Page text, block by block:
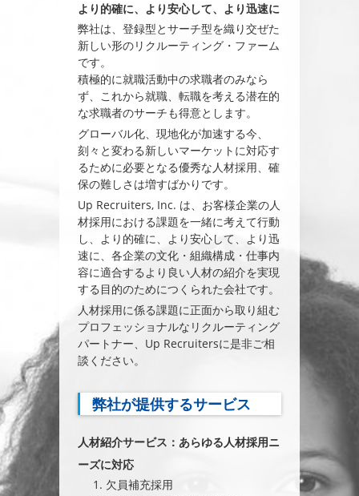
より的確に、より安心して、より迅速に
弊社は、登録型とサーチ型を織り交ぜた
新しい形のリクルーティング・ファーム
です。
積極的に就職活動中の求職者のみなら
ず、これから就職、転職を考える潜在的
な求職者のサーチも得意とします。
グローバル化、現地化が加速する今、
刻々と変わる新しいマーケットに対応す
るために必要となる優秀な人材採用、確
保の難しさは増すばかりです。
Up Recruiters, Inc. は、お客様企業の人
材採用における課題を一緒に考えて行動
し、より的確に、より安心して、より迅
速に、各企業の文化・組織構成・仕事内
容に適合するより良い人材の紹介を実現
する目的のためにつくられた会社です。
人材採用に係る課題に正面から取り組む
プロフェッショナルなリクルーティング
パートナー、Up Recruitersに是非ご相
談ください。
弊社が提供するサービス
人材紹介サービス：あらゆる人材採用ニ
ーズに対応
欠員補充採用